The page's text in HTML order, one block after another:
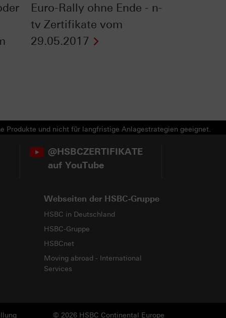
Euro-Rally ohne Ende - n-
tv Zertifikate vom
29.05.2017
Produkte und nicht für langfristige Anlagestrategien geeignet.
@HSBCZERTIFIKATE
auf YouTube
Webseiten der HSBC-Gruppe
HSBC in Deutschland
HSBC-Gruppe
HSBCnet
Moving abroad - International
Services
© 2026 HSBC Continental Europe